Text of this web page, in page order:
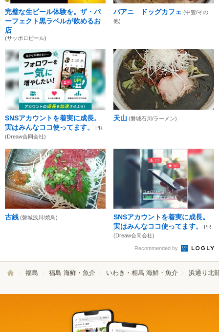
完璧な生ビール体験を。ザ・パ
ーフェクト黒ラベルが飲めるお
店
(サッポロビール)
パアニ ドッグカフェ (中豊/その
他)
SNSアカウントを着実に成長。
実はみんなココ使ってます。
PR
(Dreaw合同会社)
天山 (磐城石川/ラーメン)
古銭 (磐城浅川/焼鳥)
SNSアカウントを着実に成長。
実はみんなココ使ってます。
PR
(Dreaw合同会社)
Recommended by
福島 福島 海鮮・魚介 いわき・相馬 海鮮・魚介 浜通り北